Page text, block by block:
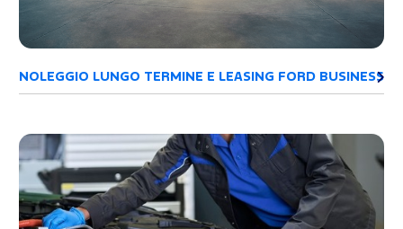
NOLEGGIO LUNGO TERMINE E LEASING FORD BUSINESS